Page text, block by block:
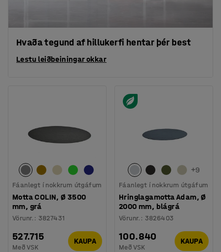
Hvaða tegund af hillukerfi hentar þér best
Lestu leiðbeiningar okkar
Fáanlegt í nokkrum útgáfum
Motta COLIN, Ø 3500
mm, grá
Vörunr. : 3827431
527.715
Með VSK
KAUPA
+9
Fáanlegt í nokkrum útgáfum
Hringlagamotta Adam, Ø
2000 mm, blágrá
Vörunr. : 3826403
100.840
Með VSK
KAUPA